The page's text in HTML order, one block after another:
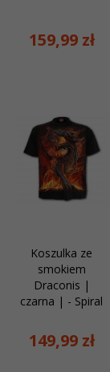
159,99 zł
Koszulka ze
smokiem
Draconis |
czarna | - Spiral
149,99 zł